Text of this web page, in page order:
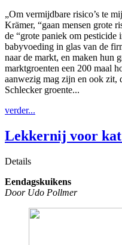
„Om vermijdbare risico’s te
Krämer, “gaan mensen grote
de “grote paniek om pesticide
babyvoeding in glas van de
naar de markt, en maken hun
marktgroenten een 200 maal
aanwezig mag zijn en ook zit,
Schlecker groente...
verder...
Lekkernij voor kat
Details
Eendagskuikens
Door Udo Pollmer